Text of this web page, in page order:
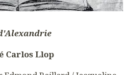
Carlos Llop